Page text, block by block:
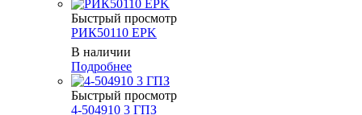
Быстрый просмотр
РИК50110 EPK
В наличии
Подробнее
Быстрый просмотр
4-504910 3 ГПЗ